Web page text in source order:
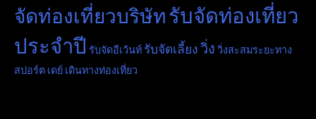
จัดท่องเที่ยวบริษัทรับจัดท่องเที่ยว
ประจำปี รับจัดอีเว้นท์ รับจัดเลี้ยงวิ่ง วิ่งสะสมระยะทาง
สปอร์ต เดย์ เดินทางท่องเที่ยว